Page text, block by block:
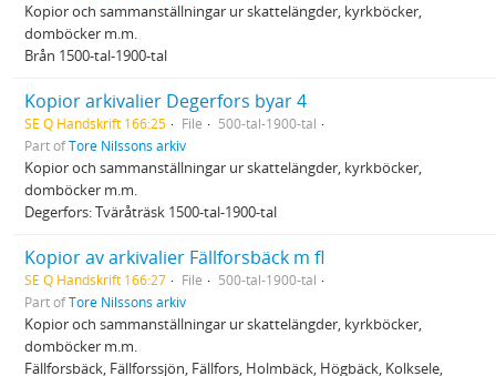
Kopior och sammanställningar ur skattelängder, kyrkböcker,
domböcker m.m.
Brån 1500-tal-1900-tal
Kopior arkivalier Degerfors byar 4
SE Q Handskrift 166:25 File
500-tal-1900-tal
Part ofTore Nilssons arkiv
Kopior och sammanställningar ur skattelängder, kyrkböcker,
domböcker m.m.
Degerfors: Tväråträsk 1500-tal-1900-tal
Kopior av arkivalier Fällforsbäck m fl
SE Q Handskrift 166:27 File
500-tal-1900-tal
Part ofTore Nilssons arkiv
Kopior och sammanställningar ur skattelängder, kyrkböcker,
domböcker m.m.
Fällforsbäck, Fällforssjön, Fällfors, Holmbäck, Högbäck, Kolksele,